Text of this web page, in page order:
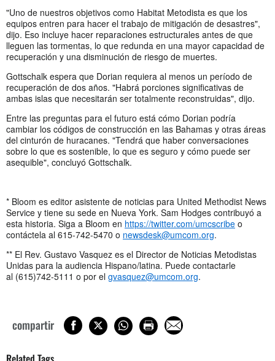
"Uno de nuestros objetivos como Habitat Metodista es que los
equipos entren para hacer el trabajo de mitigación de desastres",
dijo. Eso incluye hacer reparaciones estructurales antes de que
lleguen las tormentas, lo que redunda en una mayor capacidad de
recuperación y una disminución de riesgo de muertes.
Gottschalk espera que Dorian requiera al menos un período de
recuperación de dos años. "Habrá porciones significativas de
ambas islas que necesitarán ser totalmente reconstruidas", dijo.
Entre las preguntas para el futuro está cómo Dorian podría
cambiar los códigos de construcción en las Bahamas y otras áreas
del cinturón de huracanes. "Tendrá que haber conversaciones
sobre lo que es sostenible, lo que es seguro y cómo puede ser
asequible", concluyó Gottschalk.
* Bloom es editor asistente de noticias para United Methodist News
Service y tiene su sede en Nueva York. Sam Hodges contribuyó a
esta historia. Siga a Bloom en https://twitter.com/umcscribe o
contáctela al 615-742-5470 o newsdesk@umcom.org.
** El Rev. Gustavo Vasquez es el Director de Noticias Metodistas
Unidas para la audiencia Hispano/latina. Puede contactarle
al (615)742-5111 o por el gvasquez@umcom.org.
compartir